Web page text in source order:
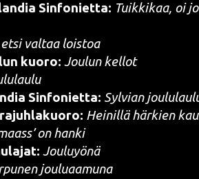
Sin­fo­niet­ta: Tuik­ki­kaa, oi
etsi val­taa loistoa
kuo­ro: Jou­lun kellot
Sin­fo­niet­ta: Syl­vian
Hei­nil­lä här­kien
on hanki
Jou­lu­yö­nä
jouluaamuna